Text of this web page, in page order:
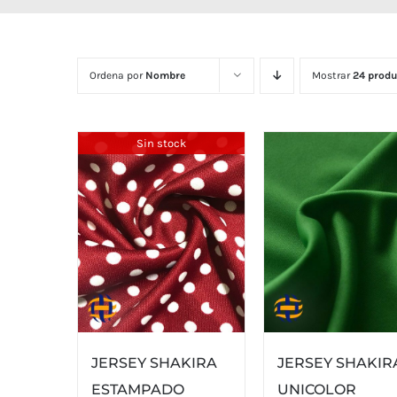
Ordena por Nombre Mostrar24
Sin stock
JERSEY SHAKIRA
ESTAMPADO
JERSEY
UNICOLOR